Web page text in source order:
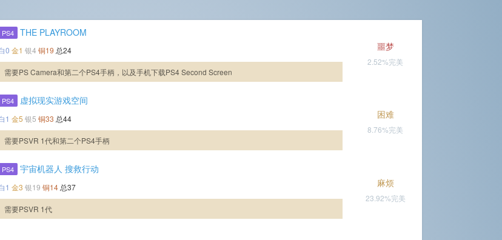
PS4 THE PLAYROOM
0 金1 银4 铜19 总24
需要PS Camera和第二个PS4手柄，以及手机下载PS4 Second Screen
噩梦
2.52%完美
PS4 虚拟现实游戏空间
1 金5 银5 铜33 总44
需要PSVR 1代和第二个PS4手柄
困难
8.76%完美
PS4 宇宙机器人 搜救行动
1 金3 银19 铜14 总37
需要PSVR 1代
麻烦
23.92%完美